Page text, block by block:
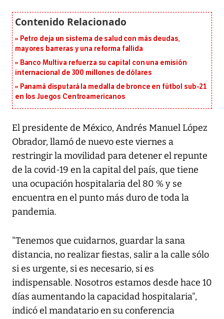
Petro deja un sistema de salud con más deudas,
mayores barreras y una reforma fallida
Banco Multiva refuerza su capital con una emisión
internacional de 300 millones de dólares
Panamá disputará la medalla de bronce en fútbol sub-21
en los Juegos Centroamericanos
El presidente de México, Andrés Manuel López
Obrador, llamó de nuevo este viernes a
restringir la movilidad para detener el repunte
de la covid-19 en la capital del país, que tiene
una ocupación hospitalaria del 80 % y se
encuentra en el punto más duro de toda la
pandemia.
"Tenemos que cuidarnos, guardar la sana
distancia, no realizar fiestas, salir a la calle sólo
si es urgente, si es necesario, si es
indispensable. Nosotros estamos desde hace 10
días aumentando la capacidad hospitalaria",
indicó el mandatario en su conferencia